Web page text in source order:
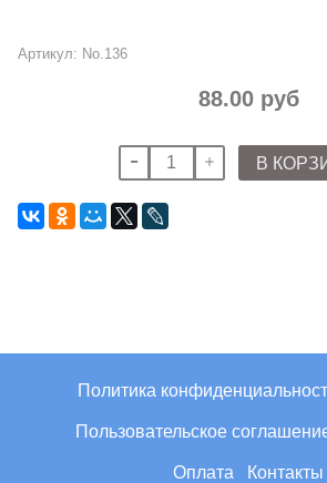
Артикул: No.136
88.00 руб
В
Политика
Пользовательское
Оплата Контакты